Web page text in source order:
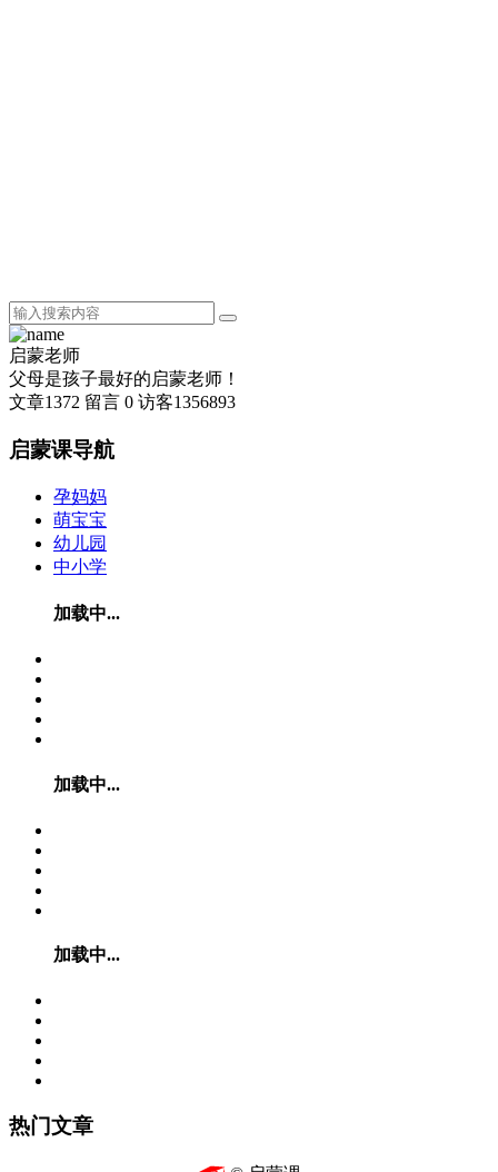
启蒙老师
父母是孩子最好的启蒙老师！
文章1372 留言 0 访客1356893
启蒙课导航
孕妈妈
萌宝宝
幼儿园
中小学
加载中...
加载中...
加载中...
热门文章